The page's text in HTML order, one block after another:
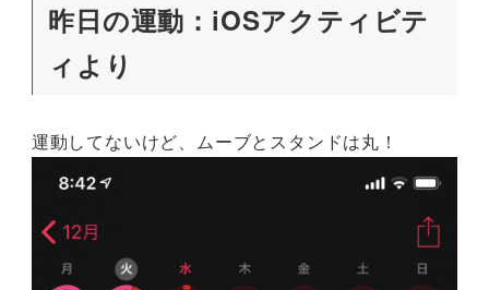
昨日の運動：iOSアクティビテ
ィより
運動してないけど、ムーブとスタンドは丸！